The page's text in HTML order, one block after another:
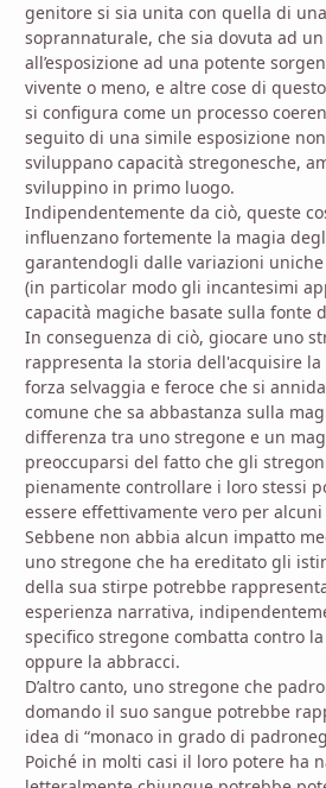
genitore si sia unita con quella di
soprannaturale, che sia dovuta ad
all’esposizione ad una potente
vivente o meno, e altre cose di
si configura come un processo
seguito di una simile esposizione
sviluppano capacità stregonesche,
sviluppino in primo luogo.
Indipendentemente da ciò, queste
influenzano fortemente la magia
garantendogli dalle variazioni
(in particolar modo gli incantesimi
capacità magiche basate sulla fonte
In conseguenza di ciò, giocare uno
rappresenta la storia dell'acquisire
forza selvaggia e feroce che si
comune che sa abbastanza sulla
differenza tra uno stregone e un
preoccuparsi del fatto che gli
pienamente controllare i loro stessi
essere effettivamente vero per alcuni
Sebbene non abbia alcun impatto
uno stregone che ha ereditato gli
della sua stirpe potrebbe
esperienza narrativa,
specifico stregone combatta contro
oppure la abbracci.
D’altro canto, uno stregone che
domando il suo sangue potrebbe
idea di “monaco in grado di
Poiché in molti casi il loro potere ha